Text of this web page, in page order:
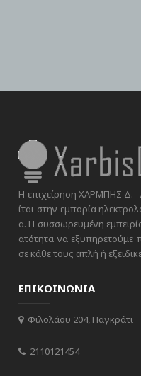
Η επιχείρηση ΧΑΡΜΠΗΣ Δ.
ίται στην εμπορία
α. Η συσσωρευμένη
ατότητα να εξυπηρετούμε
σε κάθε τους απλή ή
ΕΠΙΚΟΙΝΩΝΙΑ
Φιλολάου 204, Παγκράτι
2110121454